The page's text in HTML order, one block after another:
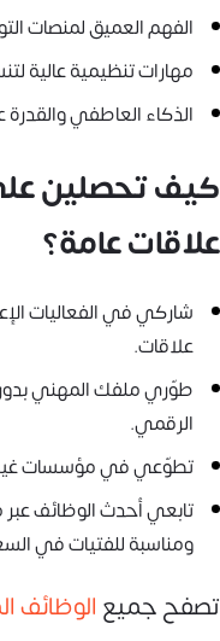
الفهم العميق لمنصات
مهارات تنظيمية عالية
الذكاء العاطفي
كيف تحصلين
علاقات عامة؟
شاركي في الفعاليات
علاقات.
طوّري ملفك المهني
الرقمي.
تطوّعي في مؤسسات غير
تابعي أحدث الوظائف
ومناسبة للفتيات في
تصفح جميع الوظائف